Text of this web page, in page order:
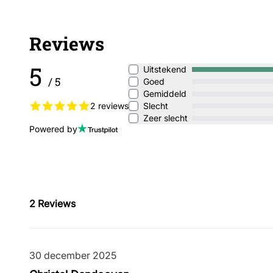
Reviews
5 / 5
2 reviews
Powered by
Uitstekend
Goed
Gemiddeld
Slecht
Zeer slecht
2 Reviews
30 december 2025
30 december 2025